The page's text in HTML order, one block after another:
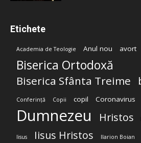
Etichete
Academia de Teologie Anul nou avort
Biserica Ortodoxă
Biserica Sfânta Treime
Conferință Copii copil Coronavirus
Dumnezeu Hristos
Iisus Iisus Hristos Ilarion Boian